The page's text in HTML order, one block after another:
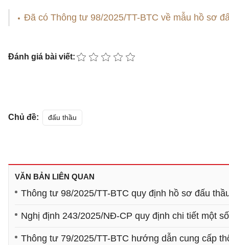
​Đã có Thông tư 98/2025/TT-BTC về mẫu hồ sơ
Đánh giá bài viết:
Chủ đề: đấu thầu
VĂN BẢN LIÊN QUAN
Thông tư 98/2025/TT-BTC quy định hồ sơ đấu
Nghị định 243/2025/NĐ-CP quy định chi tiết một
Thông tư 79/2025/TT-BTC hướng dẫn cung cấp